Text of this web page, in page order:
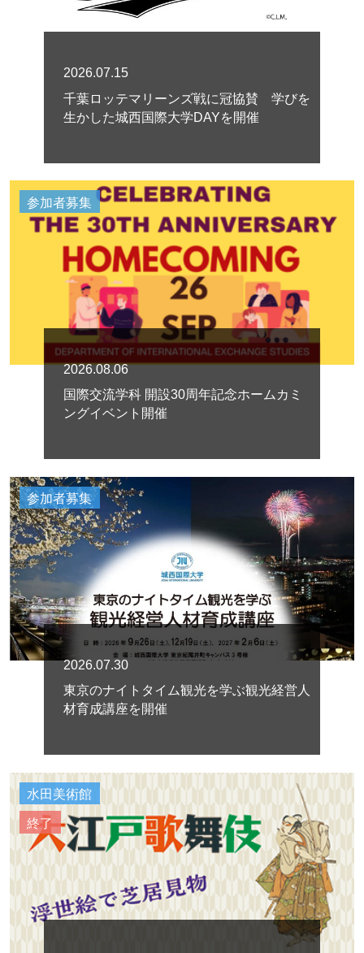
2026.07.15
千葉ロッテマリーンズ戦に冠協賛 学びを
生かした城西国際大学DAYを開催
参加者募集
2026.08.06
国際交流学科 開設30周年記念ホームカミ
ングイベント開催
参加者募集
2026.07.30
東京のナイトタイム観光を学ぶ観光経営人
材育成講座を開催
水田美術館
終了